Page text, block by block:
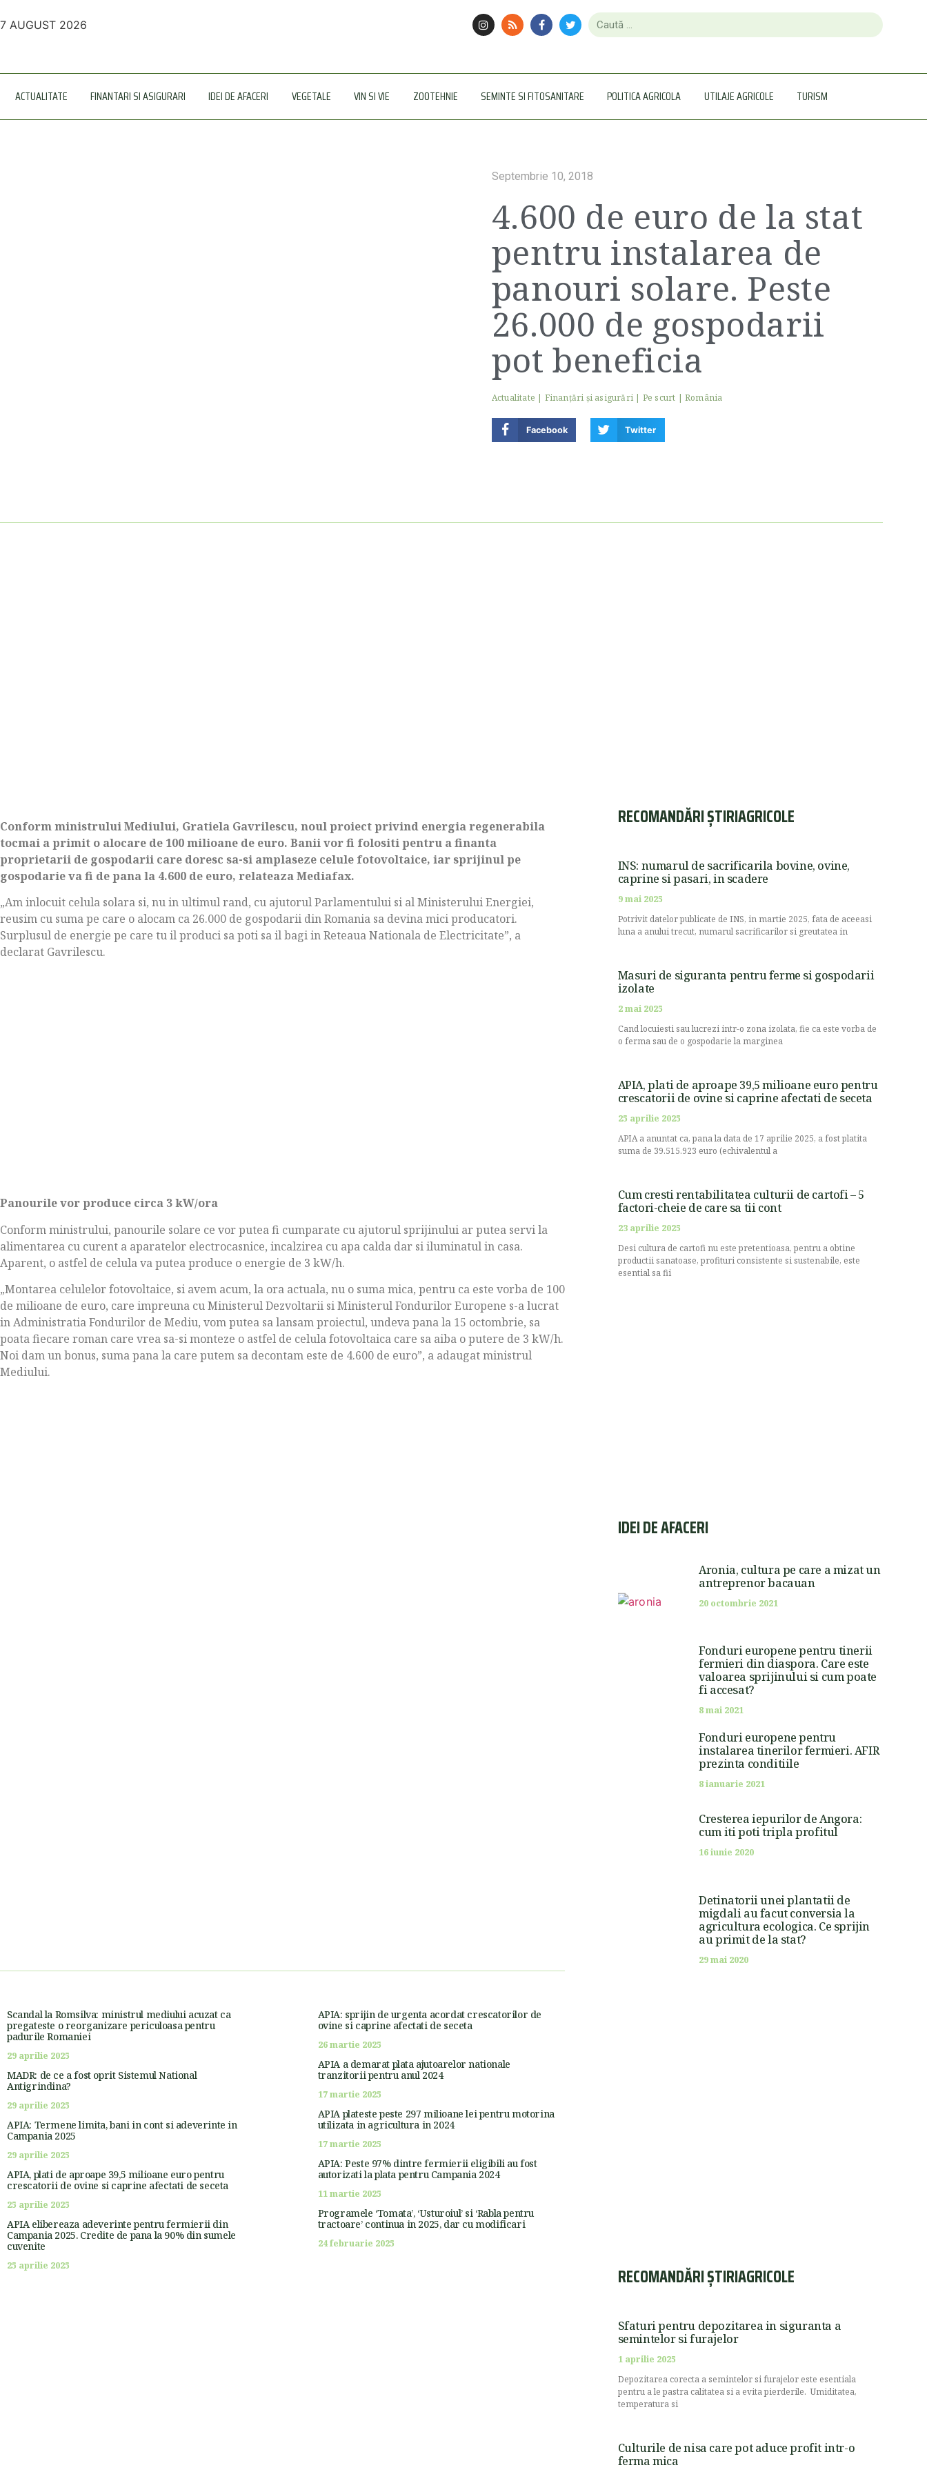
7 AUGUST 2026
ACTUALITATE FINANTARI SI ASIGURARI IDEI DE AFACERI VEGETALE VIN SI VIE ZOOTEHNIE SEMINTE SI FITOSANITARE POLITICA AGRICOLA UTILAJE AGRICOLE TURISM
Septembrie 10, 2018
4.600 de euro de la stat
pentru instalarea de
panouri solare. Peste
26.000 de gospodarii
pot beneficia
Actualitate | Finanţări şi asigurări | Pe scurt | România
Facebook Twitter
Conform ministrului Mediului, Gratiela Gavrilescu, noul proiect privind energia regenerabila
tocmai a primit o alocare de 100 milioane de euro. Banii vor fi folositi pentru a finanta
proprietarii de gospodarii care doresc sa-si amplaseze celule fotovoltaice, iar sprijinul pe
gospodarie va fi de pana la 4.600 de euro, relateaza Mediafax.
„Am inlocuit celula solara si, nu in ultimul rand, cu ajutorul Parlamentului si al Ministerului Energiei,
reusim cu suma pe care o alocam ca 26.000 de gospodarii din Romania sa devina mici producatori.
Surplusul de energie pe care tu il produci sa poti sa il bagi in Reteaua Nationala de Electricitate”, a
declarat Gavrilescu.
Panourile vor produce circa 3 kW/ora
Conform ministrului, panourile solare ce vor putea fi cumparate cu ajutorul sprijinului ar putea servi la
alimentarea cu curent a aparatelor electrocasnice, incalzirea cu apa calda dar si iluminatul in casa.
Aparent, o astfel de celula va putea produce o energie de 3 kW/h.
„Montarea celulelor fotovoltaice, si avem acum, la ora actuala, nu o suma mica, pentru ca este vorba de 100
de milioane de euro, care impreuna cu Ministerul Dezvoltarii si Ministerul Fondurilor Europene s-a lucrat
in Administratia Fondurilor de Mediu, vom putea sa lansam proiectul, undeva pana la 15 octombrie, sa
poata fiecare roman care vrea sa-si monteze o astfel de celula fotovoltaica care sa aiba o putere de 3 kW/h.
Noi dam un bonus, suma pana la care putem sa decontam este de 4.600 de euro”, a adaugat ministrul
Mediului.
Scandal la Romsilva: ministrul mediului acuzat ca
pregateste o reorganizare periculoasa pentru
padurile Romaniei
29 aprilie 2025
MADR: de ce a fost oprit Sistemul National
Antigrindina?
29 aprilie 2025
APIA: Termene limita, bani in cont si adeverinte in
Campania 2025
29 aprilie 2025
APIA, plati de aproape 39,5 milioane euro pentru
crescatorii de ovine si caprine afectati de seceta
25 aprilie 2025
APIA elibereaza adeverinte pentru fermierii din
Campania 2025. Credite de pana la 90% din sumele
cuvenite
25 aprilie 2025
APIA: sprijin de urgenta acordat crescatorilor de
ovine si caprine afectati de seceta
26 martie 2025
APIA a demarat plata ajutoarelor nationale
tranzitorii pentru anul 2024
17 martie 2025
APIA plateste peste 297 milioane lei pentru motorina
utilizata in agricultura in 2024
17 martie 2025
APIA: Peste 97% dintre fermierii eligibili au fost
autorizati la plata pentru Campania 2024
11 martie 2025
Programele ‘Tomata’, ‘Usturoiul’ si ‘Rabla pentru
tractoare’ continua in 2025, dar cu modificari
24 februarie 2025
RECOMANDĂRI ȘTIRIAGRICOLE
INS: numarul de sacrificarila bovine, ovine,
caprine si pasari, in scadere
9 mai 2025
Potrivit datelor publicate de INS, in martie 2025, fata de aceeasi
luna a anului trecut, numarul sacrificarilor si greutatea in
Masuri de siguranta pentru ferme si gospodarii
izolate
2 mai 2025
Cand locuiesti sau lucrezi intr-o zona izolata, fie ca este vorba de
o ferma sau de o gospodarie la marginea
APIA, plati de aproape 39,5 milioane euro pentru
crescatorii de ovine si caprine afectati de seceta
25 aprilie 2025
APIA a anuntat ca, pana la data de 17 aprilie 2025, a fost platita
suma de 39.515.923 euro (echivalentul a
Cum cresti rentabilitatea culturii de cartofi – 5
factori-cheie de care sa tii cont
23 aprilie 2025
Desi cultura de cartofi nu este pretentioasa, pentru a obtine
productii sanatoase, profituri consistente si sustenabile, este
esential sa fii
IDEI DE AFACERI
Aronia, cultura pe care a mizat un
antreprenor bacauan
20 octombrie 2021
Fonduri europene pentru tinerii
fermieri din diaspora. Care este
valoarea sprijinului si cum poate
fi accesat?
8 mai 2021
Fonduri europene pentru
instalarea tinerilor fermieri. AFIR
prezinta conditiile
8 ianuarie 2021
Cresterea iepurilor de Angora:
cum iti poti tripla profitul
16 iunie 2020
Detinatorii unei plantatii de
migdali au facut conversia la
agricultura ecologica. Ce sprijin
au primit de la stat?
29 mai 2020
RECOMANDĂRI ȘTIRIAGRICOLE
Sfaturi pentru depozitarea in siguranta a
semintelor si furajelor
1 aprilie 2025
Depozitarea corecta a semintelor si furajelor este esentiala
pentru a le pastra calitatea si a evita pierderile. Umiditatea,
temperatura si
Culturile de nisa care pot aduce profit intr-o
ferma mica